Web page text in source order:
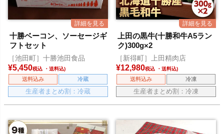
十勝ベーコン、ソーセージギ
フトセット
［池田町］十勝池田食品
¥5,450税込
送料込み 冷蔵
生産者まとめ割：冷蔵
上田の黒牛(十勝和牛A5ラン
ク)300g×2
［新得町］上田精肉店
¥12,980税込
送料込み 冷凍
生産者まとめ割：冷凍